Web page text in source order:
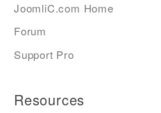
JoomliC.com Home
Forum
Support Pro
Resources